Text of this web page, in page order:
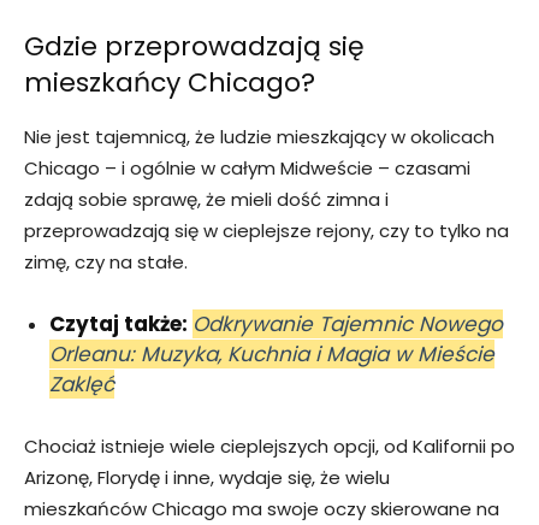
Gdzie przeprowadzają się
mieszkańcy Chicago?
Nie jest tajemnicą, że ludzie mieszkający w okolicach
Chicago – i ogólnie w całym Midweście – czasami
zdają sobie sprawę, że mieli dość zimna i
przeprowadzają się w cieplejsze rejony, czy to tylko na
zimę, czy na stałe.
Czytaj także: Odkrywanie Tajemnic Nowego
Orleanu: Muzyka, Kuchnia i Magia w Mieście
Zaklęć
Chociaż istnieje wiele cieplejszych opcji, od Kalifornii po
Arizonę, Florydę i inne, wydaje się, że wielu
mieszkańców Chicago ma swoje oczy skierowane na